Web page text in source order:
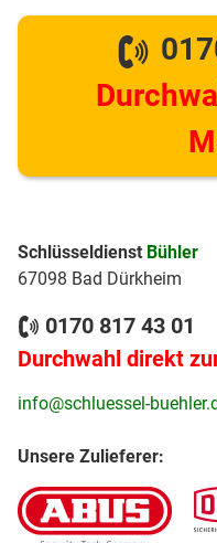
Schlüsseldienst Bühler
67098 Bad Dürkheim
0170 817 43 01
Durchwahl direkt
info@schluessel-
Unsere Zulieferer: